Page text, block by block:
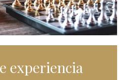
experiencia